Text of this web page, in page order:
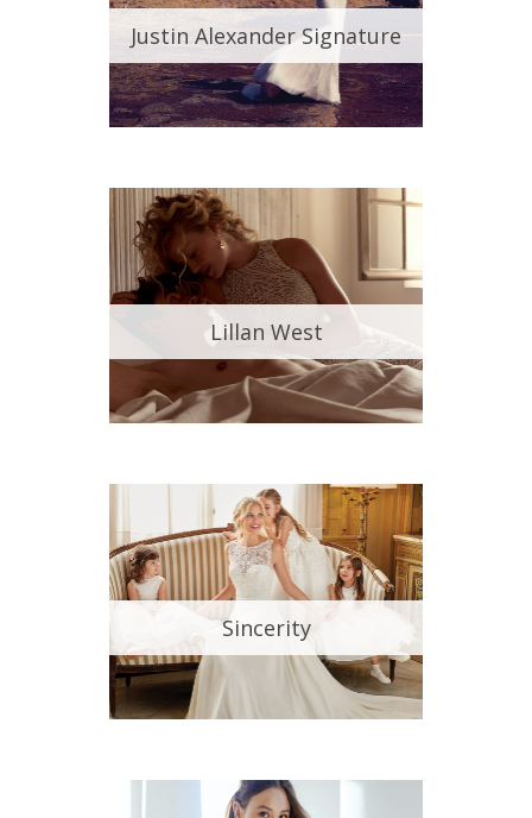
Justin Alexander Signature
Lillan West
Sincerity